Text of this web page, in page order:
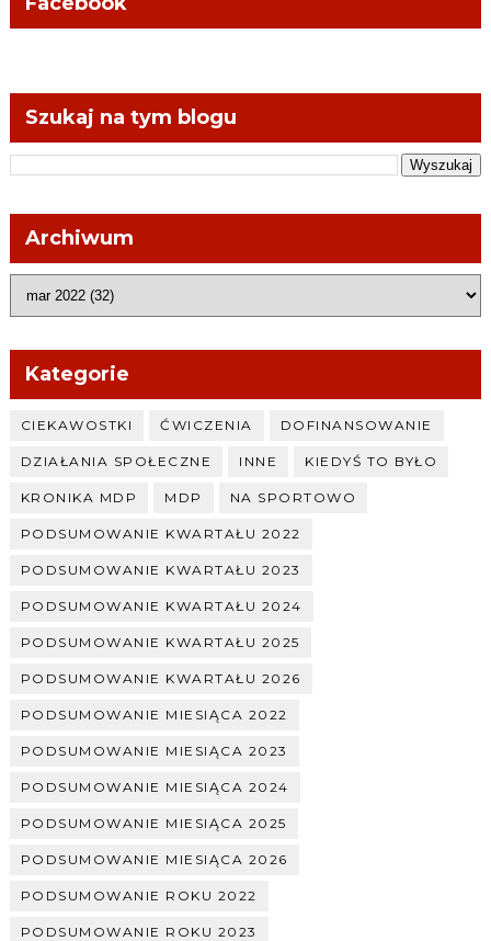
Szukaj na tym blogu
Archiwum
Kategorie
CIEKAWOSTKI ĆWICZENIA DOFINANSOWANIE
DZIAŁANIA SPOŁECZNE INNE KIEDYŚ TO BYŁO
KRONIKA MDP MDP NA SPORTOWO
PODSUMOWANIE KWARTAŁU 2022
PODSUMOWANIE KWARTAŁU 2023
PODSUMOWANIE KWARTAŁU 2024
PODSUMOWANIE KWARTAŁU 2025
PODSUMOWANIE KWARTAŁU 2026
PODSUMOWANIE MIESIĄCA 2022
PODSUMOWANIE MIESIĄCA 2023
PODSUMOWANIE MIESIĄCA 2024
PODSUMOWANIE MIESIĄCA 2025
PODSUMOWANIE MIESIĄCA 2026
PODSUMOWANIE ROKU 2022
PODSUMOWANIE ROKU 2023